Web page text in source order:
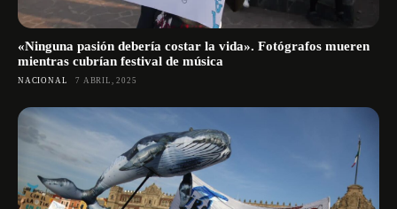
«Ninguna pasión debería costar la vida». Fotógrafos mueren
mientras cubrían festival de música
NACIONAL 7 ABRIL, 2025